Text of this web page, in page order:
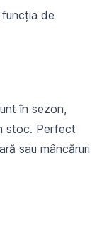
de
în sezon,
stoc. Perfect
sau mâncăruri